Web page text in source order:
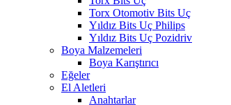
Torx Otomotiv Bits Uç
Yıldız Bits Uç Philips
Yıldız Bits Uç Pozidriv
Boya Malzemeleri
Boya Karıştırıcı
Eğeler
El Aletleri
Anahtarlar